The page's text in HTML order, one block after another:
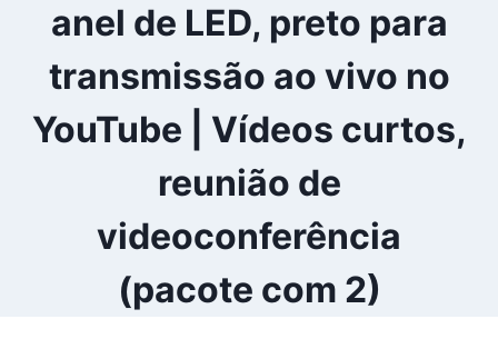
anel de LED, preto para
transmissão ao vivo no
YouTube | Vídeos curtos,
reunião de
videoconferência
(pacote com 2)